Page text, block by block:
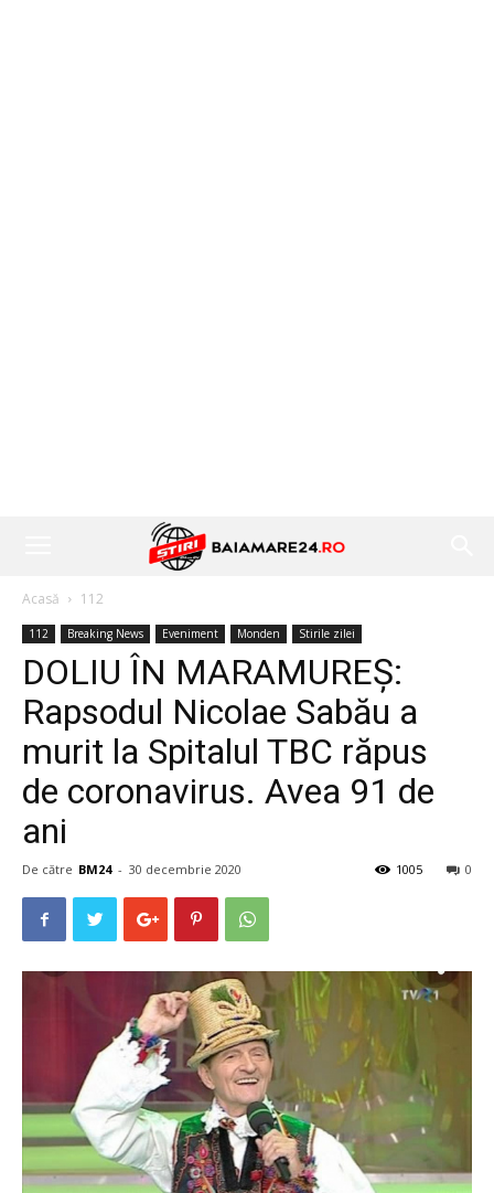
Acasă 112
112 Breaking News Eveniment Monden Stirile zilei
DOLIU ÎN MARAMUREȘ:
Rapsodul Nicolae Sabău a
murit la Spitalul TBC răpus
de coronavirus. Avea 91 de
ani
De către BM24 - 30 decembrie 2020 0
1005